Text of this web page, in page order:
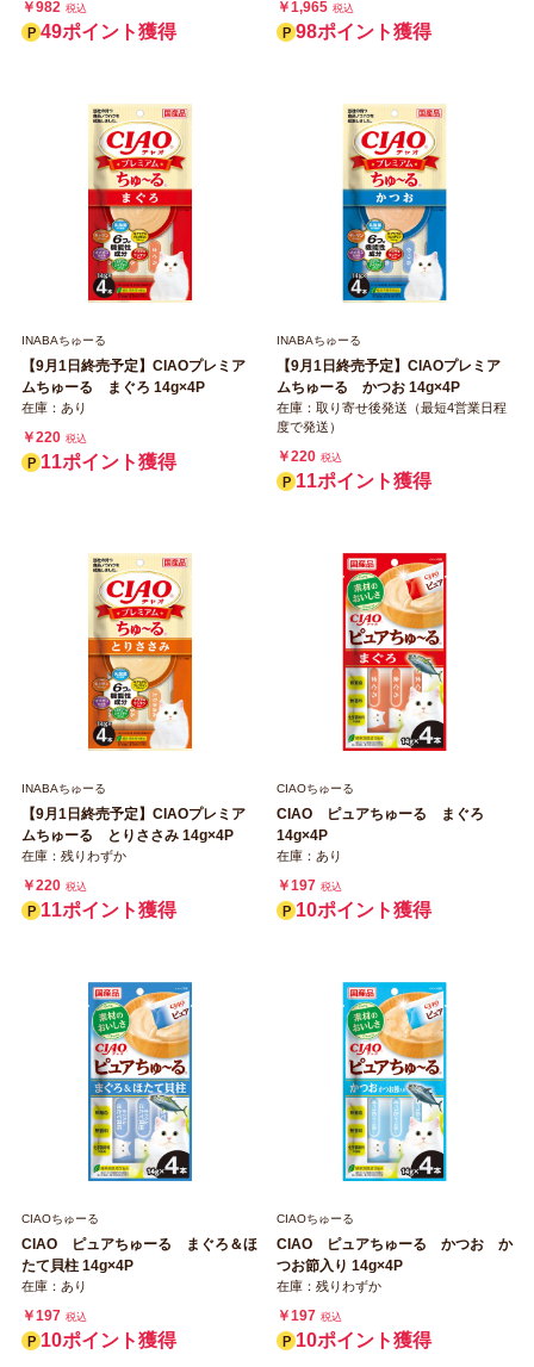
￥982 税込
49ポイント獲得
￥1,965 税込
98ポイント獲得
INABAちゅーる
【9月1日終売予定】CIAOプレミア
ムちゅーる まぐろ 14g×4P
在庫：あり
￥220 税込
11ポイント獲得
INABAちゅーる
【9月1日終売予定】CIAOプレミア
ムちゅーる かつお 14g×4P
在庫：取り寄せ後発送（最短4営業日程
度で発送）
￥220 税込
11ポイント獲得
INABAちゅーる
【9月1日終売予定】CIAOプレミア
ムちゅーる とりささみ 14g×4P
在庫：残りわずか
￥220 税込
11ポイント獲得
CIAOちゅーる
CIAO ピュアちゅーる まぐろ
14g×4P
在庫：あり
￥197 税込
10ポイント獲得
CIAOちゅーる
CIAO ピュアちゅーる まぐろ＆ほ
たて貝柱 14g×4P
在庫：あり
￥197 税込
10ポイント獲得
CIAOちゅーる
CIAO ピュアちゅーる かつお か
つお節入り 14g×4P
在庫：残りわずか
￥197 税込
10ポイント獲得